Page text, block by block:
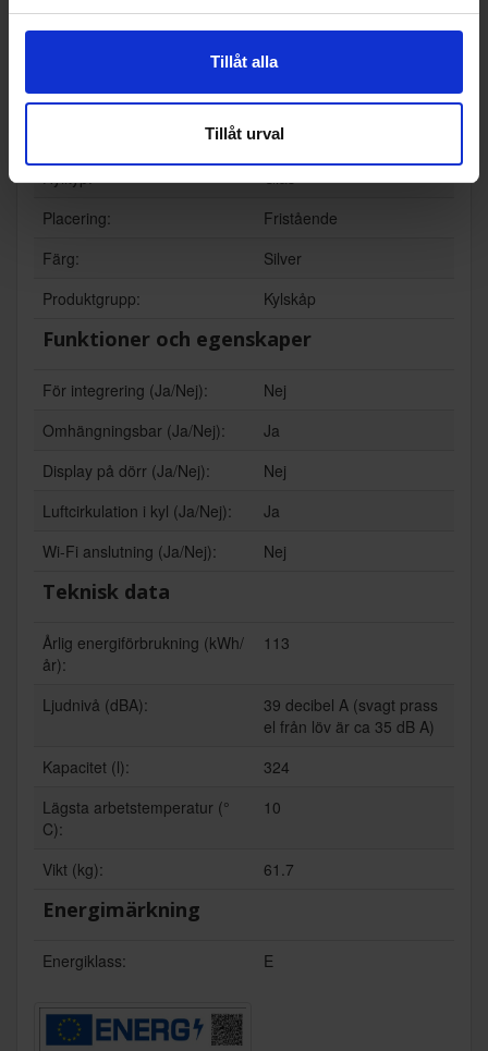
Tillåt alla
Tillåt urvalVänster
Hylltyp:
Glas
Placering:
Fristående
Färg:
Silver
Produktgrupp:
Kylskåp
Funktioner och egenskaper
För integrering (Ja/Nej):
Nej
Omhängningsbar (Ja/Nej):
Ja
Display på dörr (Ja/Nej):
Nej
Luftcirkulation i kyl (Ja/Nej):
Ja
Wi-Fi anslutning (Ja/Nej):
Nej
Teknisk data
Årlig energiförbrukning (kWh/
år):
113
Ljudnivå (dBA):
39 decibel A (svagt prass
el från löv är ca 35 dB A)
Kapacitet (l):
324
Lägsta arbetstemperatur (°
C):
10
Vikt (kg): 61.7
Energimärkning
Energiklass: E